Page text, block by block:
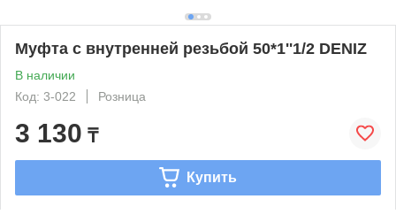
Муфта с внутренней резьбой 50*1''1/2 DENIZ
В наличии
Код: 3-022
Розница
3 130 ₸
Купить